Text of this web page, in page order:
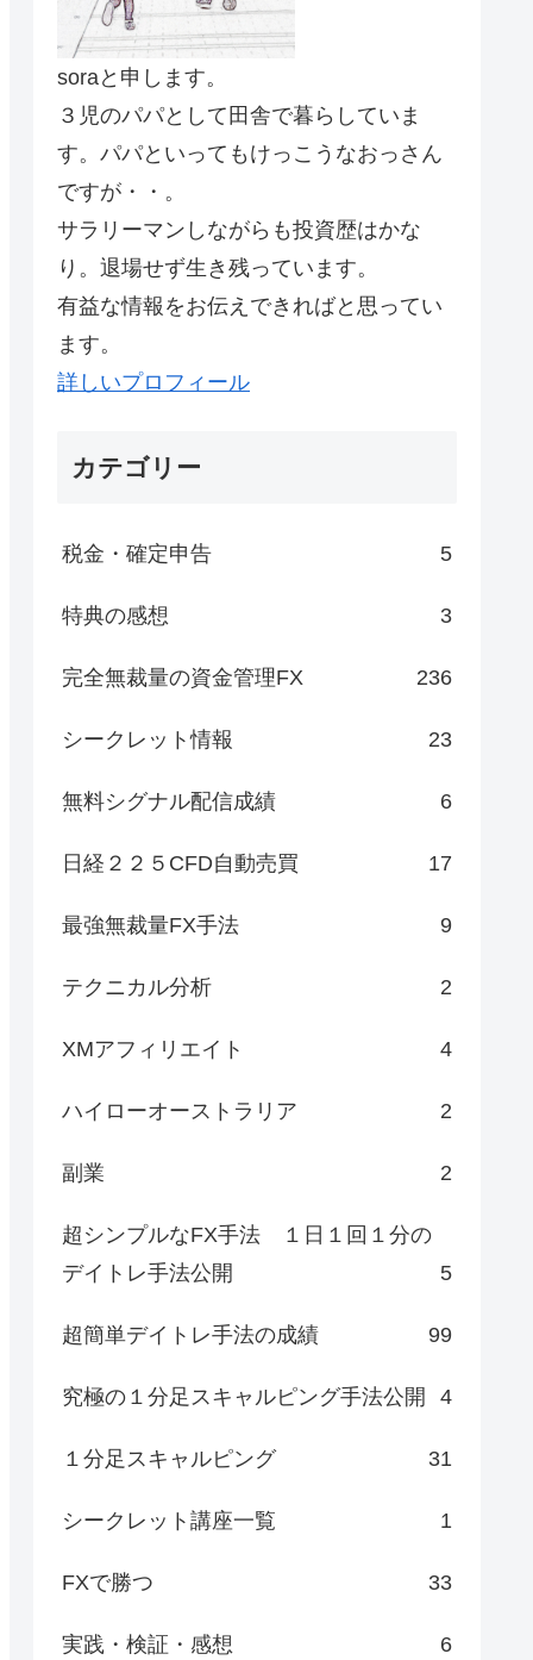
soraと申します。
３児のパパとして田舎で暮らしていま
す。パパといってもけっこうなおっさん
ですが・・。
サラリーマンしながらも投資歴はかな
り。退場せず生き残っています。
有益な情報をお伝えできればと思ってい
ます。
詳しいプロフィール
カテゴリー
税金・確定申告 5
特典の感想 3
完全無裁量の資金管理FX 236
シークレット情報 23
無料シグナル配信成績 6
日経２２５CFD自動売買 17
最強無裁量FX手法 9
テクニカル分析 2
XMアフィリエイト 4
ハイローオーストラリア 2
副業 2
超シンプルなFX手法 １日１回１分の
デイトレ手法公開
5
超簡単デイトレ手法の成績 99
究極の１分足スキャルピング手法公開 4
１分足スキャルピング 31
シークレット講座一覧 1
FXで勝つ 33
実践・検証・感想 6